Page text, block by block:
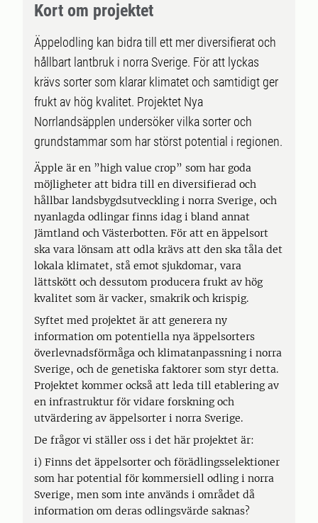
Kort om projektet
Äppelodling kan bidra till ett mer diversifierat och
hållbart lantbruk i norra Sverige. För att lyckas
krävs sorter som klarar klimatet och samtidigt ger
frukt av hög kvalitet. Projektet Nya
Norrlandsäpplen undersöker vilka sorter och
grundstammar som har störst potential i regionen.
Äpple är en ”high value crop” som har goda
möjligheter att bidra till en diversifierad och
hållbar landsbygdsutveckling i norra Sverige, och
nyanlagda odlingar finns idag i bland annat
Jämtland och Västerbotten. För att en äppelsort
ska vara lönsam att odla krävs att den ska tåla det
lokala klimatet, stå emot sjukdomar, vara
lättskött och dessutom producera frukt av hög
kvalitet som är vacker, smakrik och krispig.
Syftet med projektet är att generera ny
information om potentiella nya äppelsorters
överlevnadsförmåga och klimatanpassning i norra
Sverige, och de genetiska faktorer som styr detta.
Projektet kommer också att leda till etablering av
en infrastruktur för vidare forskning och
utvärdering av äppelsorter i norra Sverige.
De frågor vi ställer oss i det här projektet är:
i) Finns det äppelsorter och förädlingsselektioner
som har potential för kommersiell odling i norra
Sverige, men som inte används i området då
information om deras odlingsvärde saknas?